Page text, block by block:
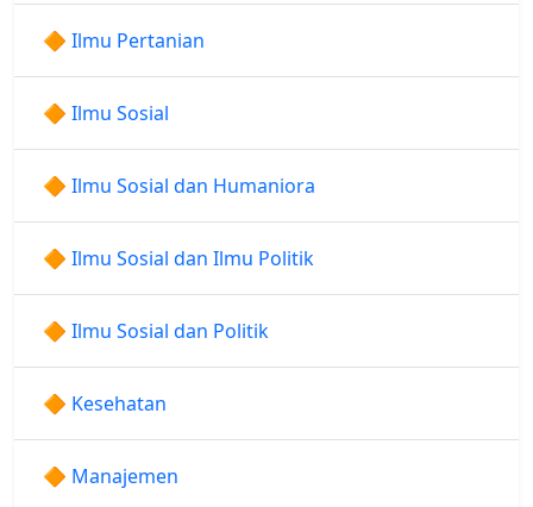
🔶 Ilmu Pertanian
🔶 Ilmu Sosial
🔶 Ilmu Sosial dan Humaniora
🔶 Ilmu Sosial dan Ilmu Politik
🔶 Ilmu Sosial dan Politik
🔶 Kesehatan
🔶 Manajemen